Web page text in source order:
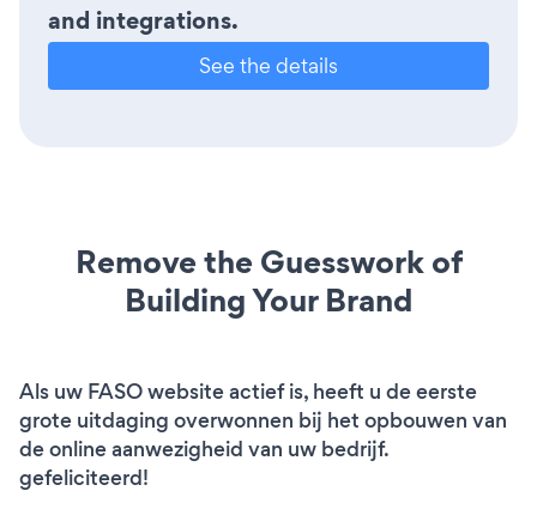
and integrations.
See the details
Remove the Guesswork of
Building Your Brand
Als uw FASO website actief is, heeft u de eerste
grote uitdaging overwonnen bij het opbouwen van
de online aanwezigheid van uw bedrijf.
gefeliciteerd!